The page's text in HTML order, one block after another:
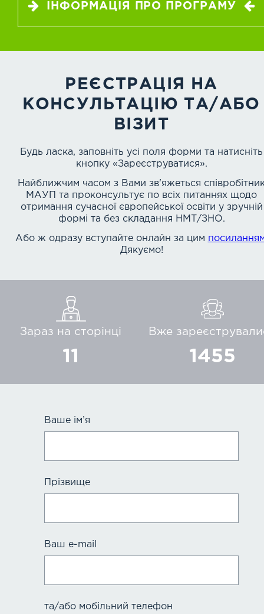
ІНФОРМАЦІЯ ПРО ПРОГРАМУ
РЕЄСТРАЦІЯ НА
КОНСУЛЬТАЦІЮ ТА/АБО
ВІЗИТ
Будь ласка, заповніть усі поля форми та натисніть
кнопку «Зареєструватися».
Найближчим часом з Вами зв'яжеться
МАУП та проконсультує по всіх питаннях щодо
отримання сучасної європейської освіти у зручній
формі та без складання НМТ/ЗНО.
Або ж одразу вcтупайте онлайн за цим
Дякуємо!
Зараз на сторінці
11
Вже
1455
Ваше ім’я
Прізвище
Ваш e-mail
та/або мобільний телефон